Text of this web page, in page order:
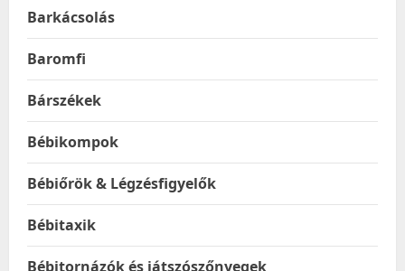
Barkácsolás
Baromfi
Bárszékek
Bébikompok
Bébiőrök & Légzésfigyelők
Bébitaxik
Bébitornázók és játszószőnyegek